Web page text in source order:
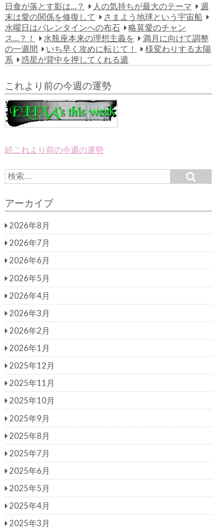
日食が落とす影は…？
人の気持ちが最大のテーマ
週
末は愛の関係を修復して
さまよう地球という宇宙船
水曜日はバレンタインへの布石
略莫愛のチャン
ス…？！
水瓶座本来の理想主義を
満月に向けて調整
の一週間
いち早く攻めに転じて！
様変わりする太陽
系
惑星が背中を押してくれる週
これより前の今週の運勢
続これより前の今週の運勢
S
e
r
h
o
r:
e
h
アーカイブ
2026年8月
2026年7月
2026年6月
2026年5月
2026年4月
2026年3月
2026年2月
2026年1月
2025年12月
2025年11月
2025年10月
2025年9月
2025年8月
2025年7月
2025年6月
2025年5月
2025年4月
2025年3月